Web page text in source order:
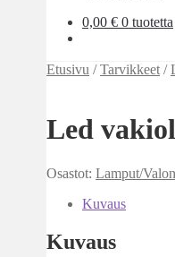
0,00 € 0 tuotetta
Etusivu /Tarvikkeet /
Led
Osastot: Lamput/
Kuvaus
Kuvaus